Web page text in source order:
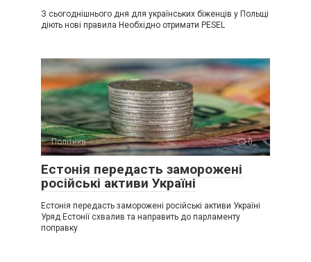
З сьогоднішнього дня для українських біженців у Польщі
діють нові правила Необхідно отримати PESEL
Політика 0
Естонія передасть заморожені
російські активи Україні
Естонія передасть заморожені російські активи Україні
Уряд Естонії схвалив та направить до парламенту
поправку